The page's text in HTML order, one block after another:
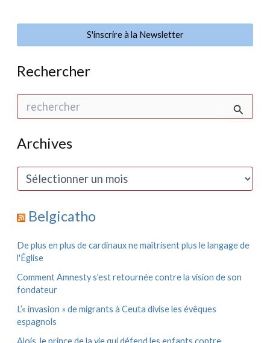
S'inscrire à la Newsletter
Rechercher
e
c
Archives
A
i
e
s
Belgicatho
De plus en plus de cardinaux ne maîtrisent plus le langage de
l'Église
Comment Amnesty s'est retournée contre la vision de son
fondateur
L’« invasion » de migrants à Ceuta divise les évêques
espagnols
Alois, le prince de la vie qui défend les enfants contre